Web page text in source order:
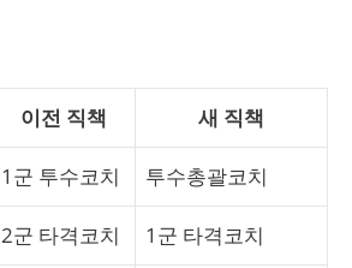
이전 직책 새 직책
1군 투수코치 투수총괄코치
2군 타격코치 1군 타격코치